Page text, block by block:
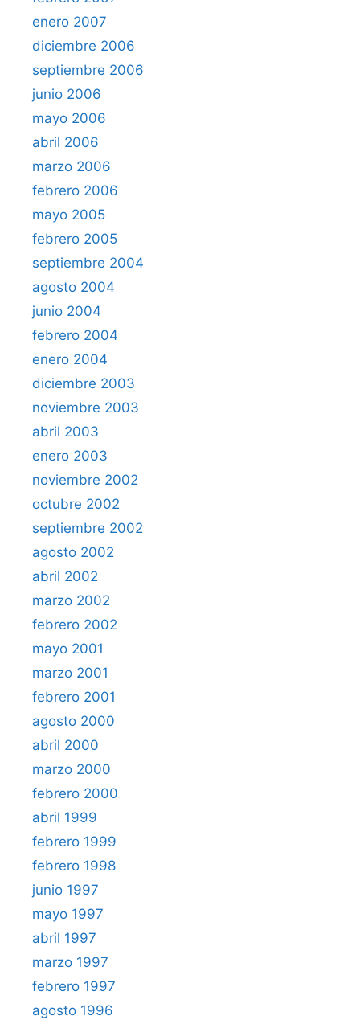
enero 2007
diciembre 2006
septiembre 2006
junio 2006
mayo 2006
abril 2006
marzo 2006
febrero 2006
mayo 2005
febrero 2005
septiembre 2004
agosto 2004
junio 2004
febrero 2004
enero 2004
diciembre 2003
noviembre 2003
abril 2003
enero 2003
noviembre 2002
octubre 2002
septiembre 2002
agosto 2002
abril 2002
marzo 2002
febrero 2002
mayo 2001
marzo 2001
febrero 2001
agosto 2000
abril 2000
marzo 2000
febrero 2000
abril 1999
febrero 1999
febrero 1998
junio 1997
mayo 1997
abril 1997
marzo 1997
febrero 1997
agosto 1996